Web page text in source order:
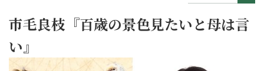
市毛良枝『百歳の景色見たいと母は言
い』